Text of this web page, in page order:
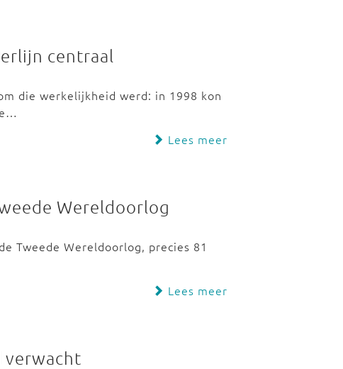
centraal
die werkelijkheid werd: in 1998 kon
Lees meer
Wereldoorlog
Tweede Wereldoorlog, precies 81
Lees meer
verwacht